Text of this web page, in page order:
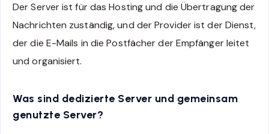
Der Server ist für das Hosting und die Übertragung der
Nachrichten zuständig, und der Provider ist der Dienst,
der die E-Mails in die Postfächer der Empfänger leitet
und organisiert.
Was sind dedizierte Server und gemeinsam
genutzte Server?